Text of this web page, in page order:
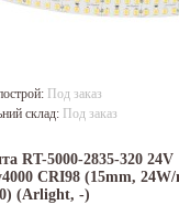
Под заказ
склад: Под заказ
RT-5000-2835-320 24V
CRI98 (15mm,
(Arlight, -)